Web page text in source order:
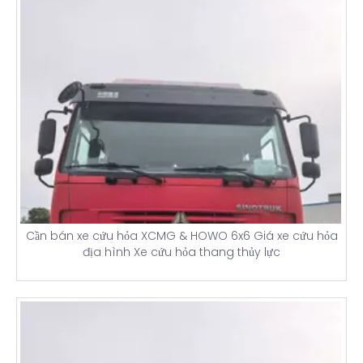
Cần bán xe cứu hỏa XCMG & HOWO 6x6 Giá xe cứu hỏa
địa hình Xe cứu hỏa thang thủy lực